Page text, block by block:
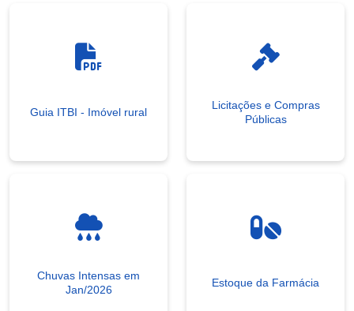
Guia ITBI - Imóvel rural
Licitações e Compras
Públicas
Chuvas Intensas em
Jan/2026
Estoque da Farmácia